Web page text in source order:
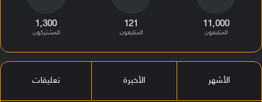
11٬000
المتابعون
121
المتابعون
1٬300
المشتركون
الأشهر الأخيرة تعليقات